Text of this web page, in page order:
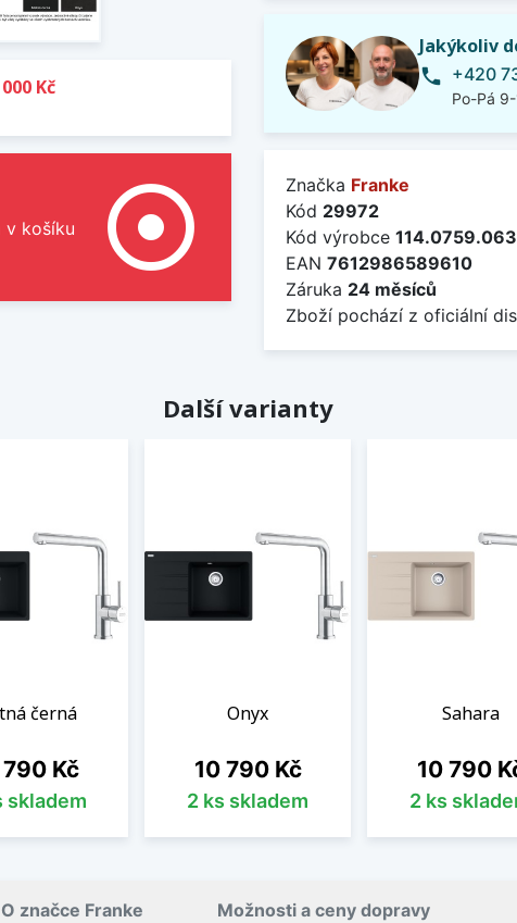
Kč
košíku
adjust
Jakýkoliv
phone +420
Po-Pá
Značka Franke
Kód 29972
Kód výrobce 114.0759.063
EAN 7612986589610
Záruka 24 měsíců
Zboží pochází z oficiální
Další varianty
černá
790 Kč
skladem
Onyx
Cena
10 790 Kč
2 ks skladem
Sahara
Cena
10 790
2 ks
O značce Franke Možnosti a ceny dopravy